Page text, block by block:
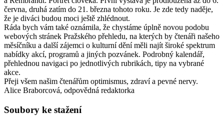
června, druhá zatím do 21. března tohoto roku. Je zde tedy naděje,
že je diváci budou moci ještě zhlédnout.
Ráda bych vám také oznámila, že chystáme úplně novou podobu
webových stránek Pražského přehledu, na kterých by čtenáři našeho
měsíčníku a další zájemci o kulturní dění měli najít široké spektrum
nabídky akcí, programů a jiných pozvánek. Podrobný kalendář,
přehlednou navigaci po jednotlivých rubrikách, tipy na vybrané
akce.
Přeji všem našim čtenářům optimismus, zdraví a pevné nervy.
Alice Braborcová, odpovědná redaktorka
Soubory ke stažení